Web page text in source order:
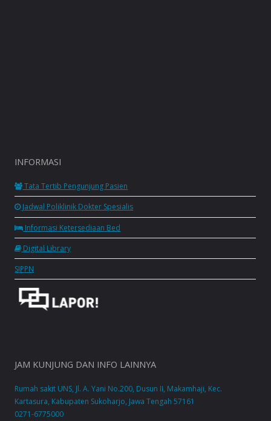
INFORMASI
Tata Tertib Pengunjung Pasien
Jadwal Poliklinik Dokter Spesialis
Informasi Ketersediaan Bed
Digital Library
SIPPN
JAM KUNJUNG DAN INFO LAINNYA
Rumah sakit UNS, Jl. A. Yani No.200, Dusun II, Makamhaji, Kec.
Kartasura, Kabupaten Sukoharjo, Jawa Tengah 57161
0271-6775000